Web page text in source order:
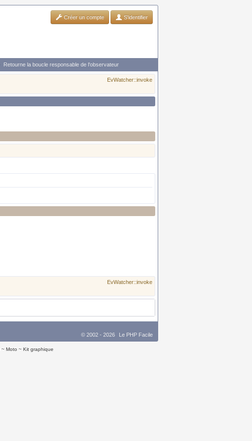
Créer un compte S'identifier
Retourne la boucle responsable de l'observateur
EvWatcher::invoke
EvWatcher::invoke
© 2002 - 2026 Le PHP Facile
Moto Kit graphique